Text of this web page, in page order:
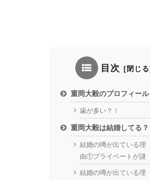
目次
重岡大毅のプロフィール
歯が多い？！
重岡大毅は結婚してる？
結婚の噂が出ている理
由①プライベートが謎
結婚の噂が出ている理